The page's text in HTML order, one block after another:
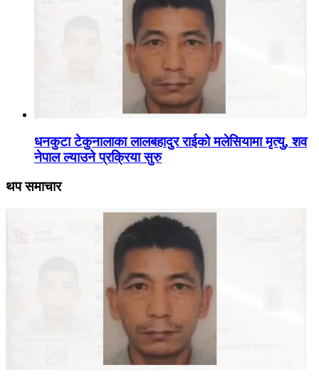
धनकुटा टेकुनालाका लालबहादुर राईको मलेसियामा मृत्यु, शव
नेपाल ल्याउने प्रक्रिया सुरु
थप समाचार